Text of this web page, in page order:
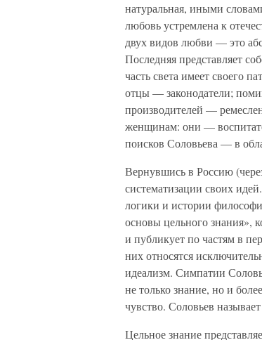
натуральная, иными
любовь устремлена к
двух видов любви — это
Последняя представляет
часть света имеет своего
отцы — законодатели;
производителей —
женщинам: они —
поисков Соловьева — в
Вернувшись в Россию
систематизации своих
логики и истории
основы цельного знания»,
и публикует по частям в
них относятся
идеализм. Симпатии
не только знание, но и
чувство. Соловьев
Цельное знание